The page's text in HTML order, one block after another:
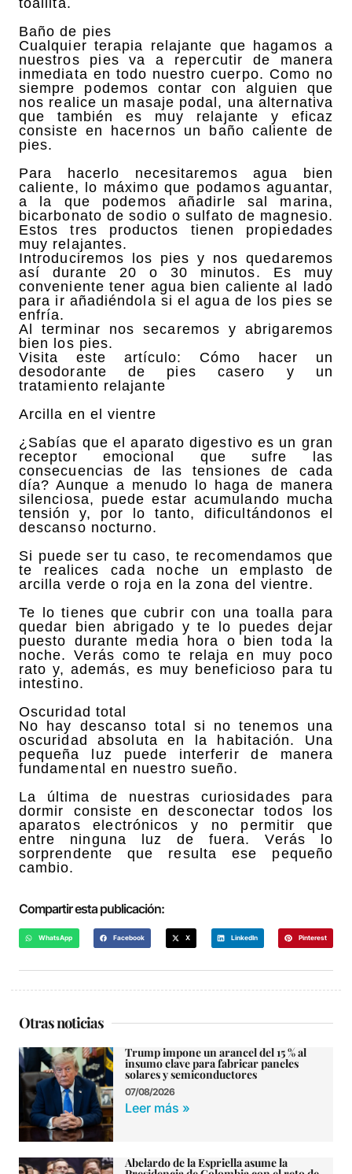
Baño de pies
Cualquier terapia relajante que hagamos a
nuestros pies va a repercutir de manera
inmediata en todo nuestro cuerpo. Como no
siempre podemos contar con alguien que
nos realice un masaje podal, una alternativa
que también es muy relajante y eficaz
consiste en hacernos un baño caliente de
pies.
Para hacerlo necesitaremos agua bien
caliente, lo máximo que podamos aguantar,
a la que podemos añadirle sal marina,
bicarbonato de sodio o sulfato de magnesio.
Estos tres productos tienen propiedades
muy relajantes.
Introduciremos los pies y nos quedaremos
así durante 20 o 30 minutos. Es muy
conveniente tener agua bien caliente al lado
para ir añadiéndola si el agua de los pies se
enfría.
Al terminar nos secaremos y abrigaremos
bien los pies.
Visita este artículo: Cómo hacer un
desodorante de pies casero y un
tratamiento relajante
Arcilla en el vientre
¿Sabías que el aparato digestivo es un gran
receptor emocional que sufre las
consecuencias de las tensiones de cada
día? Aunque a menudo lo haga de manera
silenciosa, puede estar acumulando mucha
tensión y, por lo tanto, dificultándonos el
descanso nocturno.
Si puede ser tu caso, te recomendamos que
te realices cada noche un emplasto de
arcilla verde o roja en la zona del vientre.
Te lo tienes que cubrir con una toalla para
quedar bien abrigado y te lo puedes dejar
puesto durante media hora o bien toda la
noche. Verás como te relaja en muy poco
rato y, además, es muy beneficioso para tu
intestino.
Oscuridad total
No hay descanso total si no tenemos una
oscuridad absoluta en la habitación. Una
pequeña luz puede interferir de manera
fundamental en nuestro sueño.
La última de nuestras curiosidades para
dormir consiste en desconectar todos los
aparatos electrónicos y no permitir que
entre ninguna luz de fuera. Verás lo
sorprendente que resulta ese pequeño
cambio.
Compartir esta publicación:
WhatsApp Facebook X LinkedIn Pinterest
Otras noticias
Trump impone un arancel del 15 % al
insumo clave para fabricar paneles
solares y semiconductores
07/08/2026
Leer más »
Abelardo de la Espriella asume la